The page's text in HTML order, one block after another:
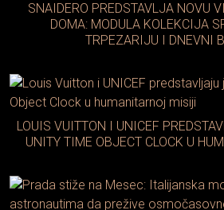
SNAIDERO PREDSTAVLJA NOVU
DOMA: MODULA KOLEKCIJA
TRPEZARIJU I DNEVNI
LOUIS VUITTON I UNICEF
UNITY TIME OBJECT CLOCK U